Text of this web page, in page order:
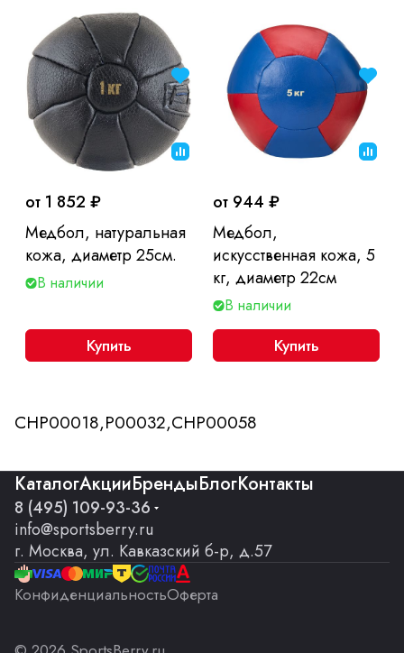
от 1 852 ₽
Медбол, натуральная
кожа, диаметр 25см.
В наличии
Купить
от 944 ₽
Медбол,
искусственная кожа, 5
кг, диаметр 22см
В наличии
Купить
CHP00018,P00032,CHP00058
КаталогАкцииБрендыБлогКонтакты
8 (495) 109-93-36
info@sportsberry.ru
г. Москва, ул. Кавказский б-р, д.57
КонфиденциальностьОферта